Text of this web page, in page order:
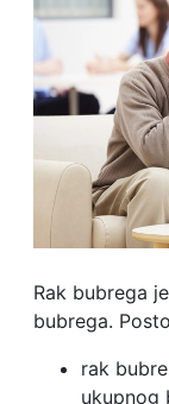
Rak bubrega
bubrega.
rak
ukupnog